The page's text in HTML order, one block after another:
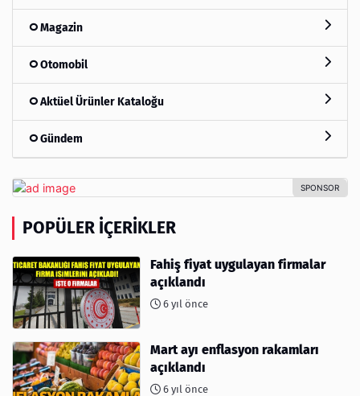
Magazin
Otomobil
Aktüel Ürünler Kataloğu
Gündem
POPÜLER İÇERIKLER
Fahiş fiyat uygulayan firmalar
açıklandı
6 yıl önce
Mart ayı enflasyon rakamları
açıklandı
6 yıl önce